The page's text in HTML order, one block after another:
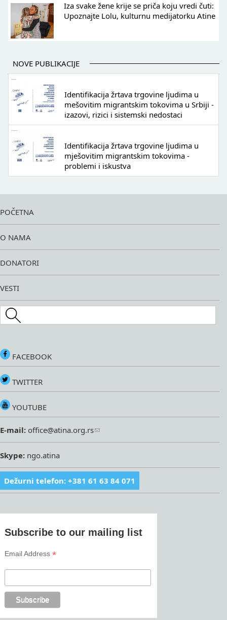
Iza svake žene krije se priča koju vredi čuti:
Upoznajte Lolu, kulturnu medijatorku Atine
NOVE PUBLIKACIJE
Identifikacija žrtava trgovine ljudima u
mešovitim migrantskim tokovima u Srbiji -
izazovi, rizici i sistemski nedostaci
Identifikacija žrtava trgovine ljudima u
mješovitim migrantskim tokovima -
problemi i iskustva
POČETNA
O NAMA
DONATORI
VESTI
Search this site
FACEBOOK
TWITTER
YOUTUBE
E-mail: office@atina.org.rs
Skype: ngo.atina
Dežurni telefon: +381 61 63 84 071
Subscribe to our mailing list
Email Address*